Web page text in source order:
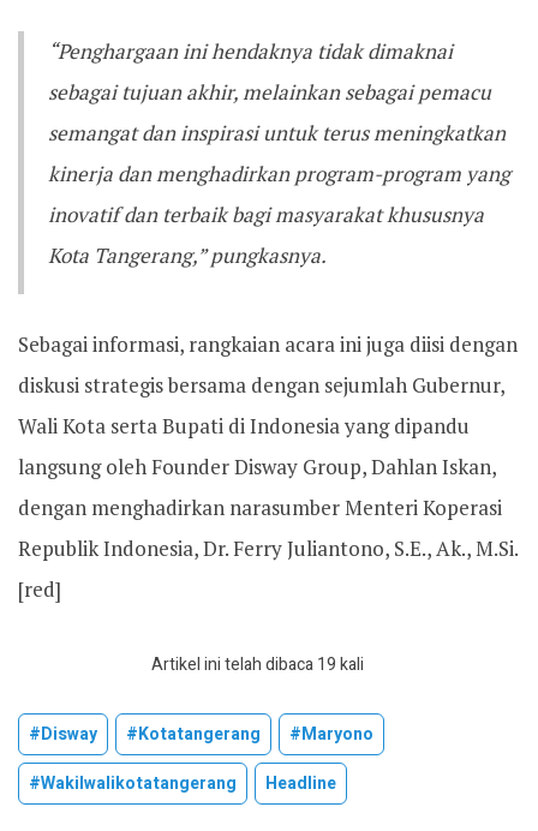
“Penghargaan ini hendaknya tidak dimaknai
sebagai tujuan akhir, melainkan sebagai pemacu
semangat dan inspirasi untuk terus meningkatkan
kinerja dan menghadirkan program-program yang
inovatif dan terbaik bagi masyarakat khususnya
Kota Tangerang,” pungkasnya.
Sebagai informasi, rangkaian acara ini juga diisi dengan
diskusi strategis bersama dengan sejumlah Gubernur,
Wali Kota serta Bupati di Indonesia yang dipandu
langsung oleh Founder Disway Group, Dahlan Iskan,
dengan menghadirkan narasumber Menteri Koperasi
Republik Indonesia, Dr. Ferry Juliantono, S.E., Ak., M.Si.
[red]
Artikel ini telah dibaca 19 kali
#disway #kotatangerang
#maryono
#wakilwalikotatangerang
Headline